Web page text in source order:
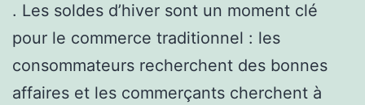
. Les soldes d’hiver sont un moment clé
pour le commerce traditionnel : les
consommateurs recherchent des bonnes
affaires et les commerçants cherchent à